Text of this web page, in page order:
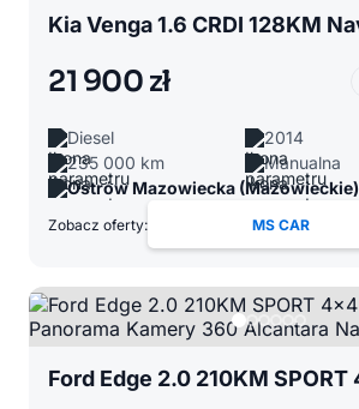
21 900 zł
Diesel
2014
235 000 km
Manualna
Ostrów Mazowiecka (Mazowieckie)
Zobacz oferty: MS CAR